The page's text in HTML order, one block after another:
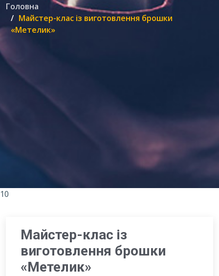
Головна
Майстер-клас із виготовлення брошки
«Метелик»
10
Майстер-клас із
виготовлення брошки
«Метелик»